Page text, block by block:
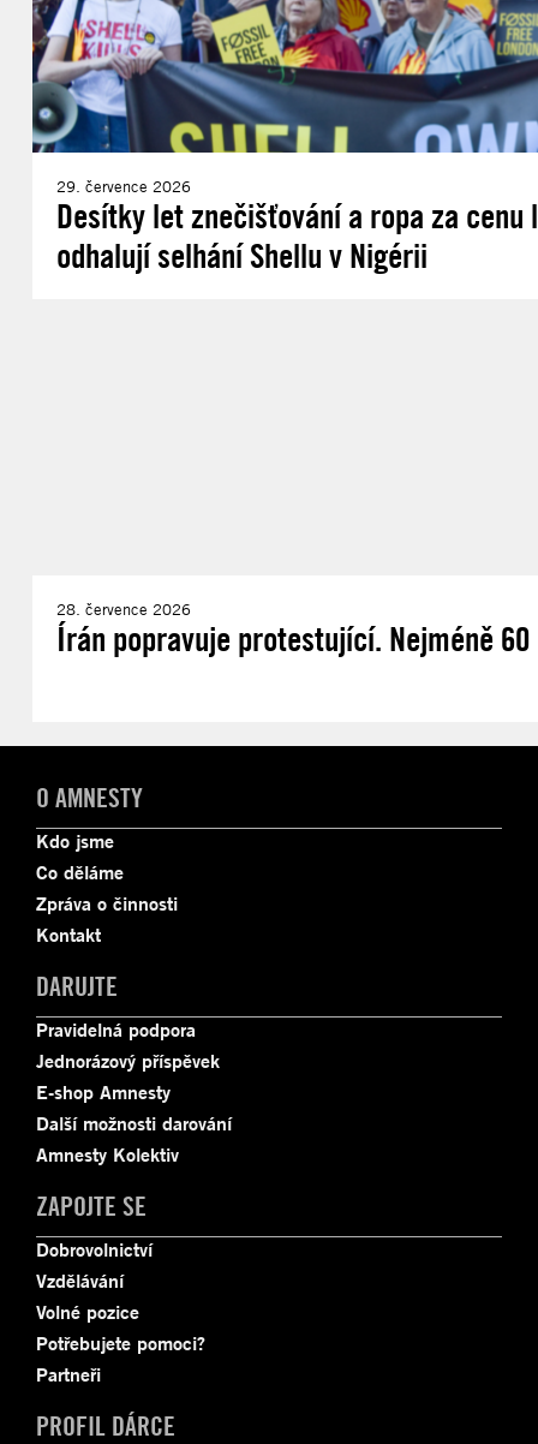
29. července 2026
Desítky let znečišťování a ropa za cenu
odhalují selhání Shellu v Nigérii
28. července 2026
Írán popravuje protestující. Nejméně
O AMNESTY
Kdo jsme
Co děláme
Zpráva o činnosti
Kontakt
DARUJTE
Pravidelná podpora
Jednorázový příspěvek
E-shop Amnesty
Další možnosti darování
Amnesty Kolektiv
ZAPOJTE SE
Dobrovolnictví
Vzdělávání
Volné pozice
Potřebujete pomoci?
Partneři
PROFIL DÁRCE